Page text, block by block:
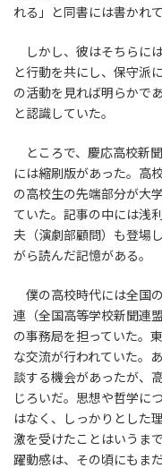
れる」と同書には書かれて
しかし、彼はそちらに
と行動を共にし、保守派
の活動を見れば明らかで
と認識していた。
ところで、慶応高校新
には縮刷版があった。高
の高校生の先端部分が大
ていた。記事の中には浅
夫（演劇部顧問）も登場
がら読んだ記憶がある。
僕の高校時代には全国
連（全国高等学校新聞連
の事務局を担っていた。
な交流が行われていた。
談する機会があったが、
じろいだ。思想や哲学に
はなく、しっかりとした
激を受けたことはいうま
躍動感は、その頃にもま